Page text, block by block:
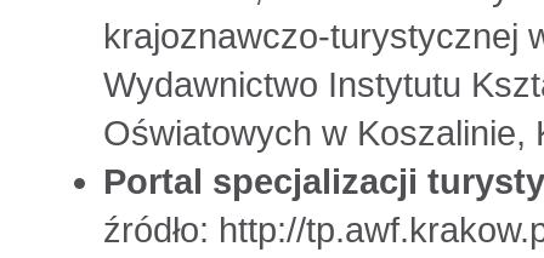
krajoznawczo-turystycznej
Wydawnictwo Instytutu
Oświatowych w Koszalinie,
Portal specjalizacji
źródło: http://